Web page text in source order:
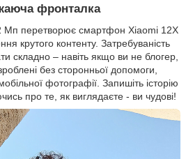
фронталка
Мп перетворює смартфон Xiaomi 12X
крутого контенту. Затребуваність
складно – навіть якщо ви не блогер,
без сторонньої допомоги,
фотографії. Запишіть історію
про те, як виглядаєте - ви чудові!